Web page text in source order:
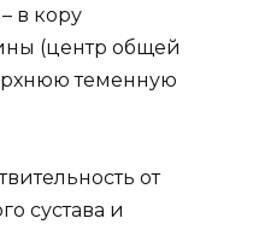
в кору
(центр общей
теменную
от
сустава и